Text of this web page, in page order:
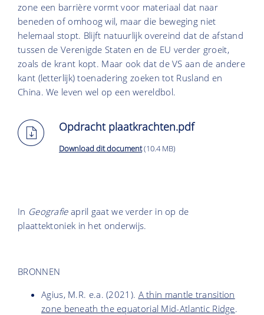
zone een barrière vormt voor materiaal dat naar
beneden of omhoog wil, maar die beweging niet
helemaal stopt. Blijft natuurlijk overeind dat de afstand
tussen de Verenigde Staten en de EU verder groeit,
zoals de krant kopt. Maar ook dat de VS aan de andere
kant (letterlijk) toenadering zoeken tot Rusland en
China. We leven wel op een wereldbol.
Opdracht plaatkrachten.pdf
Download dit document(10.4 MB)
In Geografie april gaat we verder in op de
plaattektoniek in het onderwijs.
BRONNEN
Agius, M.R. e.a. (2021). A thin mantle transition
zone beneath the equatorial Mid-Atlantic Ridge.